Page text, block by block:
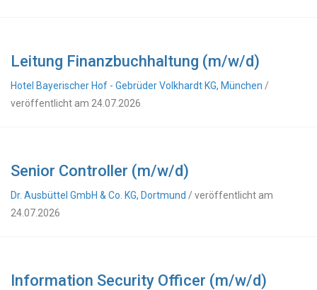
Leitung Finanzbuchhaltung (m/w/d)
Hotel Bayerischer Hof - Gebrüder Volkhardt KG, München /
veröffentlicht am 24.07.2026
Senior Controller (m/w/d)
Dr. Ausbüttel GmbH & Co. KG, Dortmund / veröffentlicht am
24.07.2026
Information Security Officer (m/w/d)